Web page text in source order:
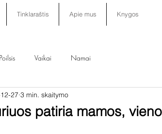
Tinklaraštis Apie mus Knygos
Poilsis Vaikai Namai
patiria mamos,
27 3 min. skaitymo